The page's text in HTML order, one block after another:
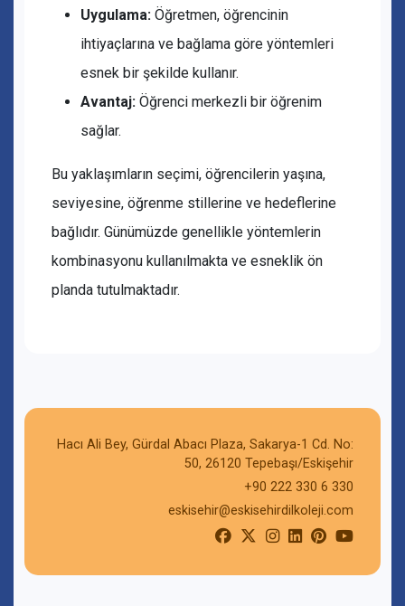
Uygulama: Öğretmen, öğrencinin
ihtiyaçlarına ve bağlama göre yöntemleri
esnek bir şekilde kullanır.
Avantaj: Öğrenci merkezli bir öğrenim
sağlar.
Bu yaklaşımların seçimi, öğrencilerin yaşına,
seviyesine, öğrenme stillerine ve hedeflerine
bağlıdır. Günümüzde genellikle yöntemlerin
kombinasyonu kullanılmakta ve esneklik ön
planda tutulmaktadır.
Hacı Ali Bey, Gürdal Abacı Plaza, Sakarya-1 Cd. No:
50, 26120 Tepebaşı/Eskişehir
+90 222 330 6 330
eskisehir@eskisehirdilkoleji.com